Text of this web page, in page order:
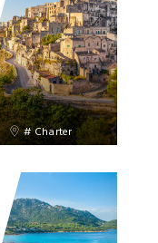
# Charter